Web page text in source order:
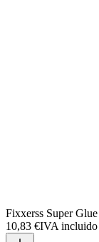
Fixxerss Super
10,83 €IVA incluido